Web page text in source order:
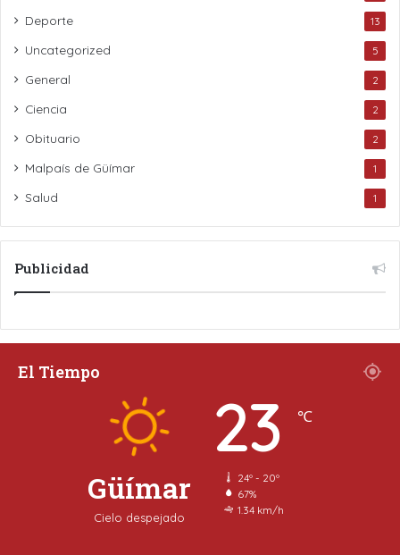
Deporte 13
Uncategorized 5
General 2
Ciencia 2
Obituario 2
Malpaís de Güímar 1
Salud 1
Publicidad
El Tiempo
Güímar
Cielo despejado
23 ℃
24º - 20º
67%
1.34 km/h